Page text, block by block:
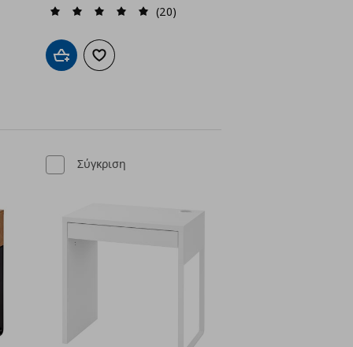
(20)
Προσθήκη στο καλάθι
Προσθήκη στα αγαπημένα
Σύγκριση